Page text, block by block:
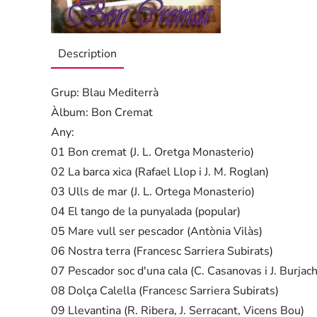
Description
Grup: Blau Mediterrà
Àlbum: Bon Cremat
Any:
01 Bon cremat (J. L. Oretga Monasterio)
02 La barca xica (Rafael Llop i J. M. Roglan)
03 Ulls de mar (J. L. Ortega Monasterio)
04 El tango de la punyalada (popular)
05 Mare vull ser pescador (Antònia Vilàs)
06 Nostra terra (Francesc Sarriera Subirats)
07 Pescador soc d'una cala (C. Casanovas i J.
08 Dolça Calella (Francesc Sarriera Subirats)
09 Llevantina (R. Ribera, J. Serracant, Vicens Bou)